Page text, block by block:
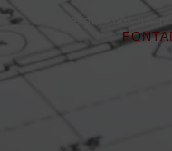
Resolvemos tus